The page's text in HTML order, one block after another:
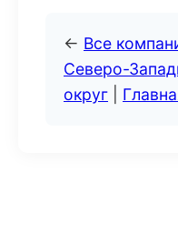
← Все
Северо-
округ